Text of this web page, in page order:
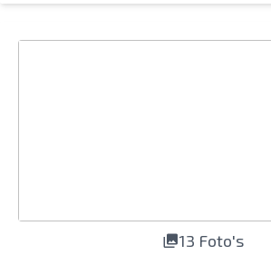
13 Foto's